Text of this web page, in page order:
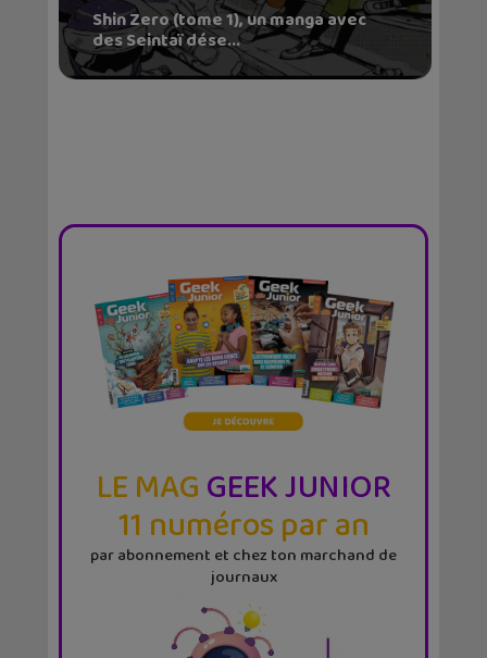
Shin Zero (tome 1), un manga avec
des Seintaï dése...
LE MAGGEEK JUNIOR
11 numéros par an
par abonnement et chez ton marchand de
journaux